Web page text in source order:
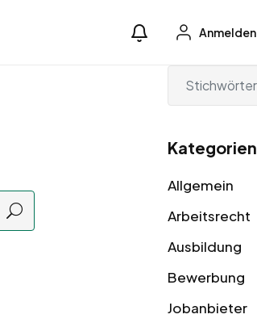
Anmelden
Kategorien
Allgemein
Arbeitsrecht
Ausbildung
Bewerbung
Jobanbieter